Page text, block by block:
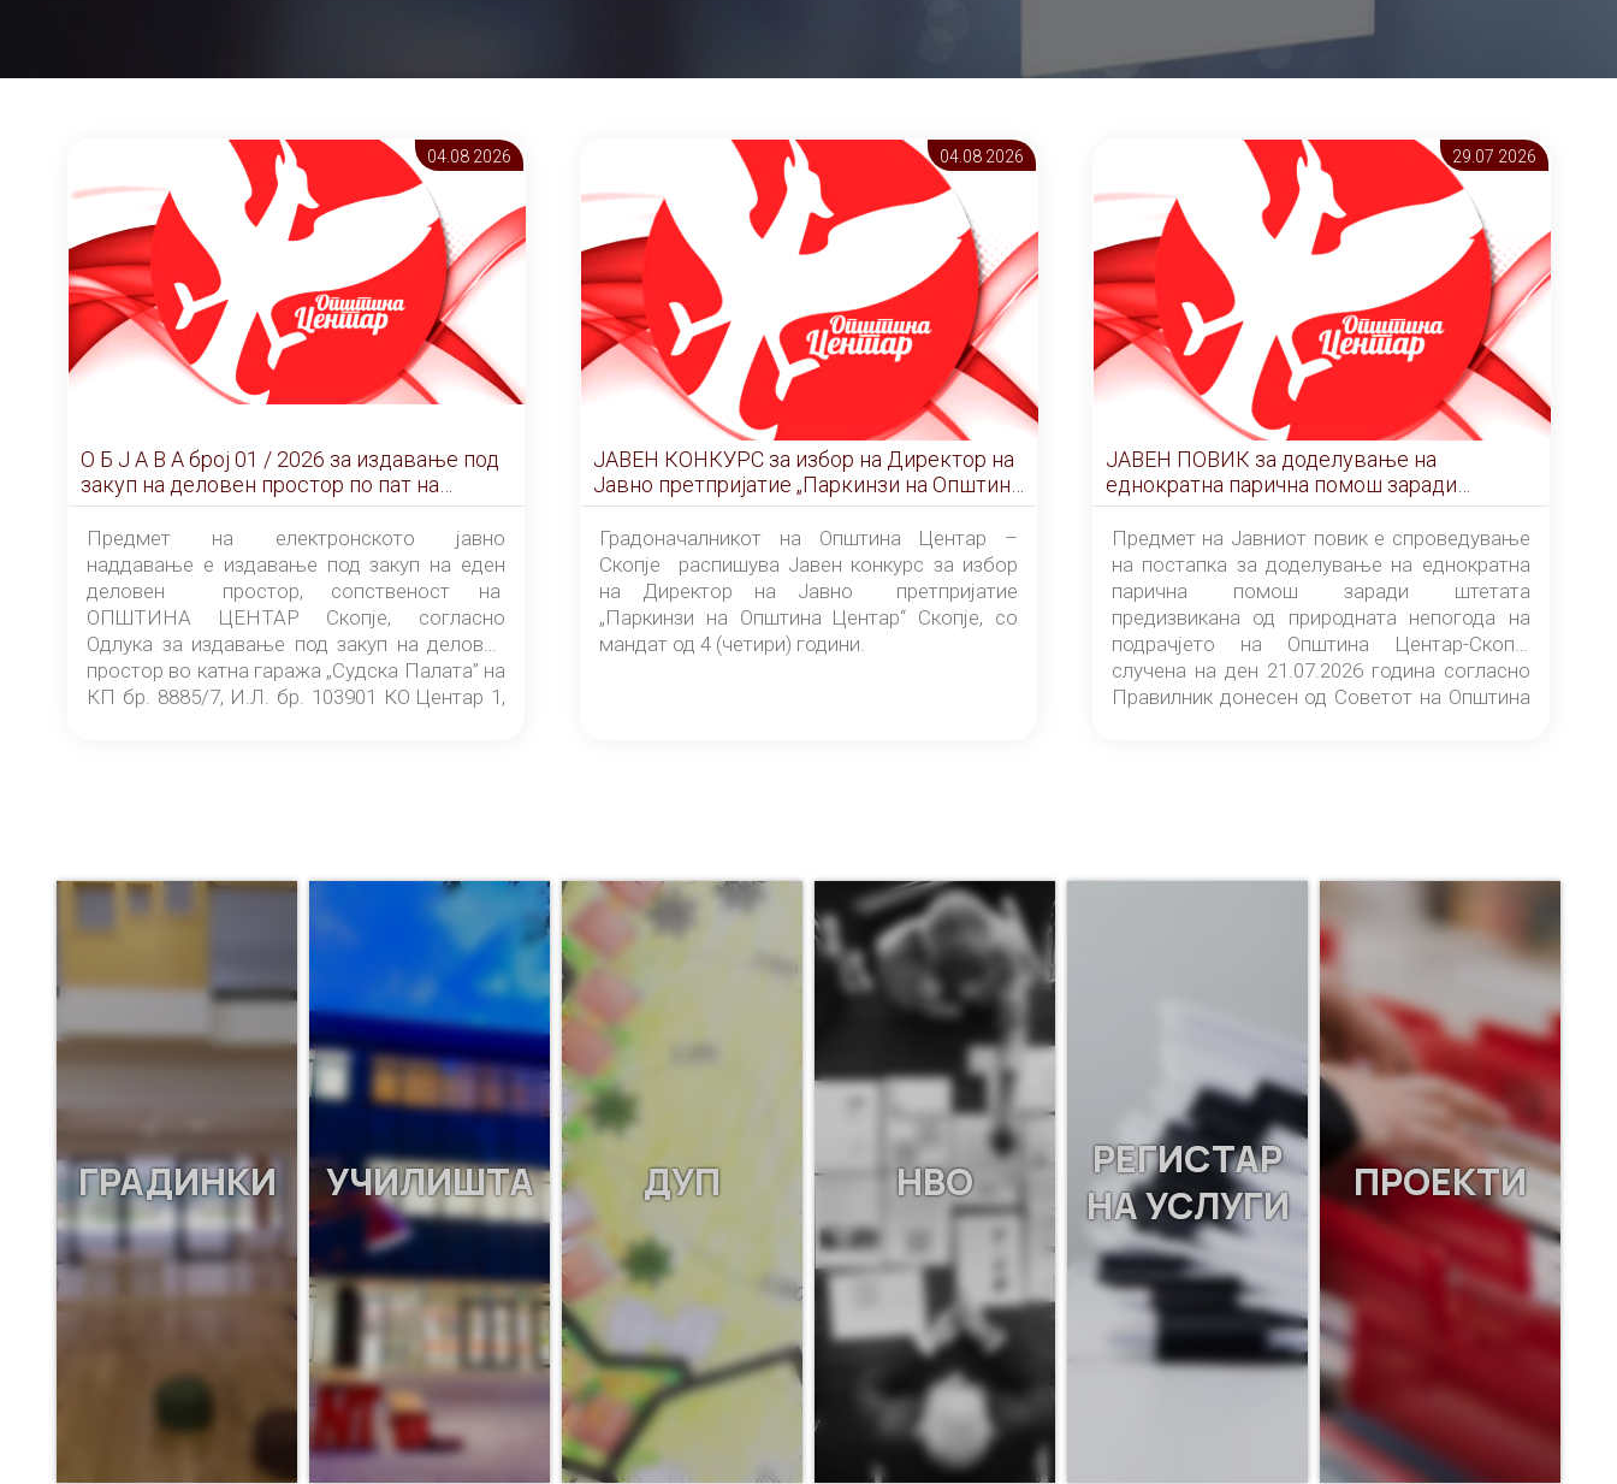
04.08 2026
О Б Ј А В А брoj 01 / 2026 за издавање под
закуп на деловен простор по пат на
ЕЛЕКТРОНСКО ЈАВНО НАДДАВАЊЕ
Предмет на електронското јавно
наддавање е издавање под закуп на еден
деловен простор, сопственост на
ОПШТИНА ЦЕНТАР Скопје, согласно
Одлука за издавање под закуп на деловен
простор во катна гаража „Судска Палата” на
КП бр. 8885/7, И.Л. бр. 103901 КО Центар 1,
понудувач.
04.08 2026
ЈАВЕН КОНКУРС за избор на Директор на
Јавно претпријатие „Паркинзи на Општина
Центар“ – Скопје
Градоначалникот на Општина Центар –
Скопје распишува Јавен конкурс за избор
на Директор на Јавно претпријатие
„Паркинзи на Општина Центар“ Скопје, со
мандат од 4 (четири) години.
29.07 2026
ЈАВЕН ПОВИК за доделување на
еднократна парична помош заради
штетата предизвикана од природната
непогода на подрачјето на Општина
Центар-Скопје случена на ден 21.07.2026
година
Предмет на Јавниот повик е спроведување
на постапка за доделување на еднократна
парична помош заради штетата
предизвикана од природната непогода на
подрачјето на Општина Центар-Скопје
случена на ден 21.07.2026 година согласно
Правилник донесен од Советот на Општина
ГРАДИНКИ УЧИЛИШТА ДУП НВО
РЕГИСТАР
НА УСЛУГИ
ПРОЕКТИ